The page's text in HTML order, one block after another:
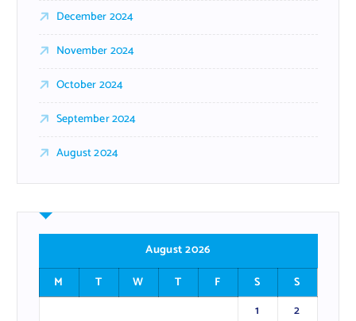
December 2024
November 2024
October 2024
September 2024
August 2024
August 2026
M
T W T F S
S
1
2